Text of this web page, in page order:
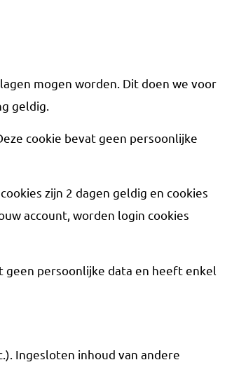
mogen worden. Dit doen we voor
geldig.
cookie bevat geen persoonlijke
zijn 2 dagen geldig en cookies
account, worden login cookies
geen persoonlijke data en heeft enkel
Ingesloten inhoud van andere